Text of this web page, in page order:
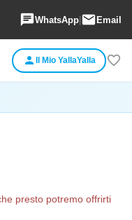
chatWhatsApp|emailEmail
person Il Mio YallaYalla favorite_border
presto potremo offrirti